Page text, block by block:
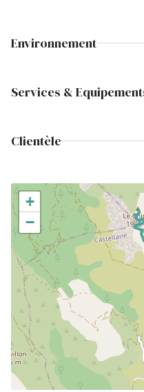
Environnement
Services &
Clientèle
+
−